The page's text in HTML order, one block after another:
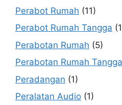
Perabot Rumah (11)
Perabot Rumah Tangga
Perabotan Rumah (5)
Perabotan Rumah Tangga
Peradangan (1)
Peralatan Audio (1)